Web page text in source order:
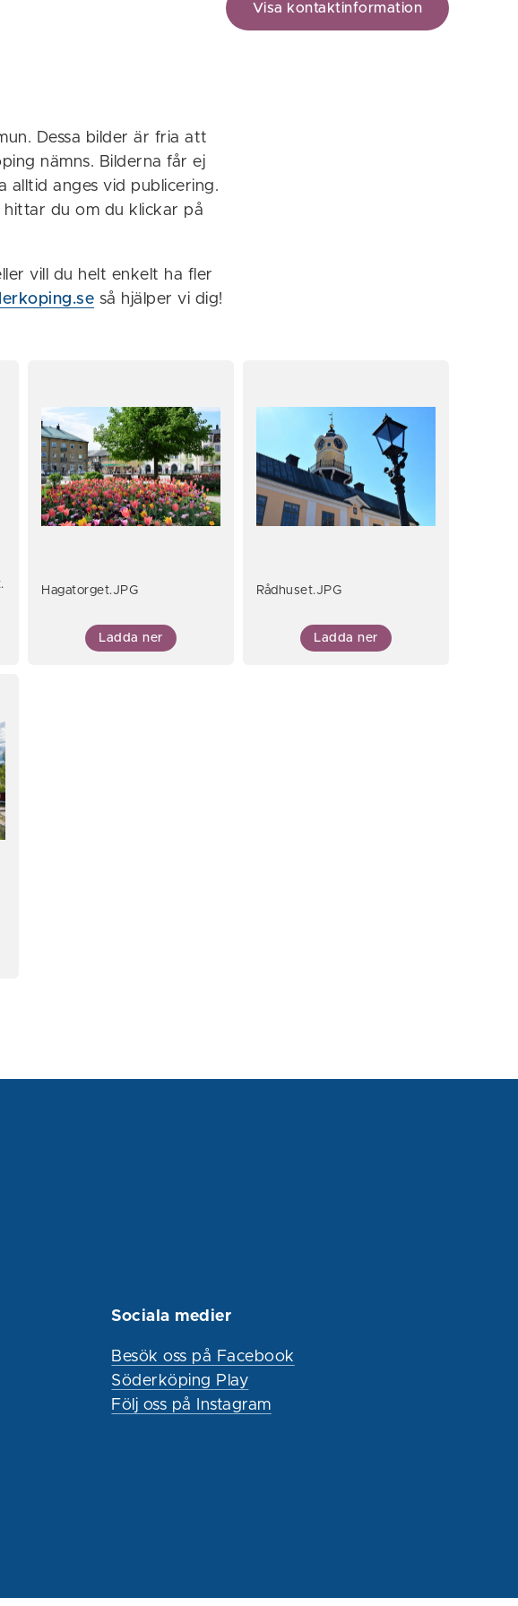
Visa kontaktinformation
Dessa bilder är fria att
nämns. Bilderna får ej
alltid anges vid publicering.
hittar du om du klickar på
vill du helt enkelt ha fler
så hjälper vi dig!
Hagatorget.JPG
Ladda ner
Rådhuset.JPG
Ladda ner
Sociala medier
Besök oss på Facebook
Söderköping Play
Följ oss på Instagram